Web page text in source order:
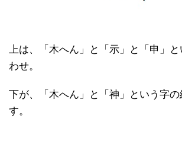
上は、「木へん」と「示」と「申」
わせ。
下が、「木へん」と「神」という字
す。